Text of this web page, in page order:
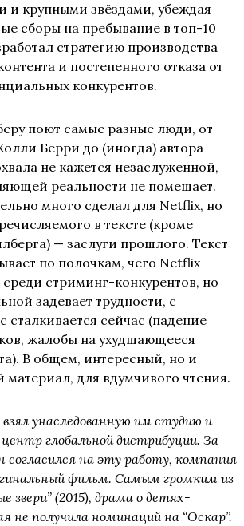
и крупными звёздами, убеждая
сборы на пребывание в топ-10
стратегию производства
и постепенного отказа от
конкурентов.
поют самые разные люди, от
Берри до (иногда) автора
не кажется незаслуженной,
реальности не помешает.
много сделал для Netflix, но
в тексте (кроме
— заслуги прошлого. Текст
по полочкам, чего Netflix
стриминг-конкурентов, но
задевает трудности, с
сталкивается сейчас (падение
жалобы на ухудшающееся
В общем, интересный, но и
для вдумчивого чтения.
унаследованную им студию и
центр глобальной дистрибуции. За
согласился на эту работу, компания
фильм. Самым громким из
звери” (2015), драма о детях-
не получила номинаций на “Оскар”.